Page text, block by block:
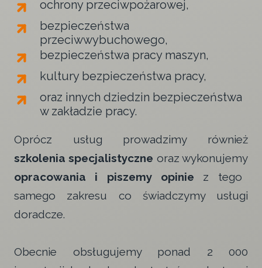
ochrony przeciwpożarowej,
bezpieczeństwa
przeciwwybuchowego,
bezpieczeństwa pracy maszyn,
kultury bezpieczeństwa pracy,
oraz innych dziedzin bezpieczeństwa
w zakładzie pracy.
Oprócz usług prowadzimy również
szkolenia specjalistyczne oraz wykonujemy
opracowania i piszemy opinie z tego
samego zakresu co świadczymy usługi
doradcze.
Obecnie obsługujemy ponad 2 000